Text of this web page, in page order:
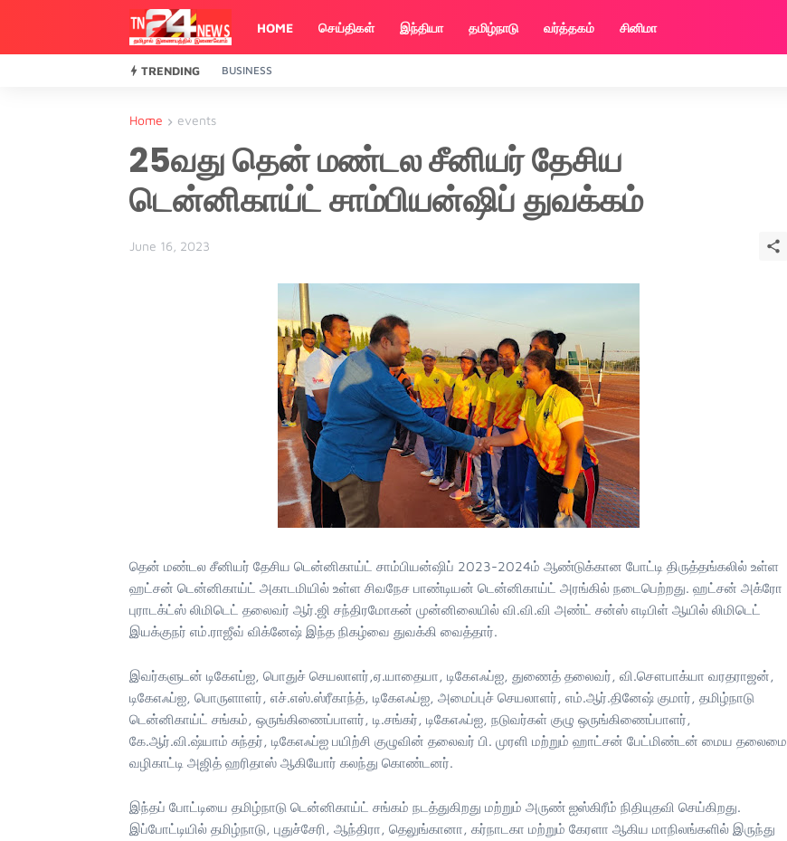
HOME செய்திகள் இந்தியா தமிழ்நாடு வர்த்தகம் சினிமா
TRENDING BUSINESS
Home events
25வது தென் மண்டல சீனியர் தேசிய
டென்னிகாய்ட் சாம்பியன்ஷிப் துவக்கம்
June 16, 2023
தென் மண்டல சீனியர் தேசிய டென்னிகாய்ட் சாம்பியன்ஷிப் 2023-2024ம் ஆண்டுக்கான போட்டி திருத்தங்கலில் உள்ள
ஹட்சன் டென்னிகாய்ட் அகாடமியில் உள்ள சிவநேச பாண்டியன் டென்னிகாய்ட் அரங்கில் நடைபெற்றது. ஹட்சன் அக்ரோ
புராடக்ட்ஸ் லிமிடெட் தலைவர் ஆர்.ஜி சந்திரமோகன் முன்னிலையில் வி.வி.வி அண்ட் சன்ஸ் எடிபிள் ஆயில் லிமிடெட்
இயக்குநர் எம்.ராஜீவ் விக்னேஷ் இந்த நிகழ்வை துவக்கி வைத்தார்.
இவர்களுடன் டிகேஎப்ஐ, பொதுச் செயலாளர்,ஏ.யாதையா, டிகேஎஃப்ஐ, துணைத் தலைவர், வி.சௌபாக்யா வரதராஜன்,
டிகேஎஃப்ஐ, பொருளாளர், எச்.எஸ்.ஸ்ரீகாந்த், டிகேஎஃப்ஐ, அமைப்புச் செயலாளர், எம்.ஆர்.தினேஷ் குமார், தமிழ்நாடு
டென்னிகாய்ட் சங்கம், ஒருங்கிணைப்பாளர், டி.சங்கர், டிகேஎஃப்ஐ, நடுவர்கள் குழு ஒருங்கிணைப்பாளர்,
கே.ஆர்.வி.ஷ்யாம் சுந்தர், டிகேஎஃப்ஐ பயிற்சி குழுவின் தலைவர் பி. முரளி மற்றும் ஹாட்சன் பேட்மிண்டன் மைய தலைமை
வழிகாட்டி அஜித் ஹரிதாஸ் ஆகியோர் கலந்து கொண்டனர்.
இந்தப் போட்டியை தமிழ்நாடு டென்னிகாய்ட் சங்கம் நடத்துகிறது மற்றும் அருண் ஐஸ்கிரீம் நிதியுதவி செய்கிறது.
இப்போட்டியில் தமிழ்நாடு, புதுச்சேரி, ஆந்திரா, தெலுங்கானா, கர்நாடகா மற்றும் கேரளா ஆகிய மாநிலங்களில் இருந்து